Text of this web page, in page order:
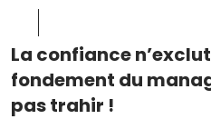
La confiance
fondement du
pas trahir !